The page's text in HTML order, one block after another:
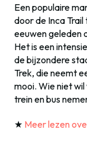
Een populaire
door de Inca
eeuwen geleden
Het is een
de bijzondere
Trek, die neemt
mooi. Wie niet
trein en bus
★ Meer lezen